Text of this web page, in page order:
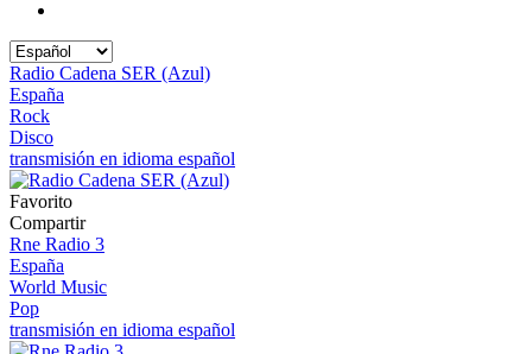
Radio Cadena SER (Azul)
España
Rock
Disco
transmisión en idioma español
Favorito
Compartir
Rne Radio 3
España
World Music
Pop
transmisión en idioma español